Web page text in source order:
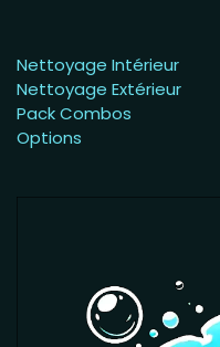
Nettoyage Intérieur
Nettoyage Extérieur
Pack Combos
Options